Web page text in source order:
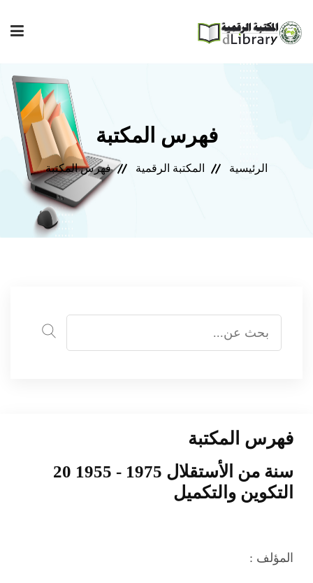
إصدارات المعهد
فهرس المكتبة
مجلة المعهد
مكتبتي
فهرس المكتبة
الرئيسية المكتبة الرقمية فهرس المكتبة
فهرس المكتبة
20 سنة من الأستقلال 1975 - 1955
التكوين والتكميل
المؤلف :